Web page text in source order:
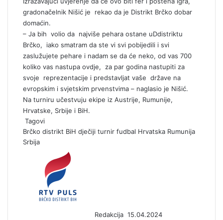
gradonačelnik Nišić je rekao da je Distrikt Brčko dobar
domaćin.
– Ja bih volio da najviše pehara ostane uDdistriktu
Brčko, iako smatram da ste vi svi pobijedili i svi
zaslužujete pehare i nadam se da će neko, od vas 700
koliko vas nastupa ovdje, za par godina nastupiti za
svoje reprezentacije i predstavljat vaše države na
evropskim i svjetskim prvenstvima – naglasio je Nišić.
Na turniru učestvuju ekipe iz Austrije, Rumunije,
Hrvatske, Srbije i BiH.
Tagovi
Brčko distrikt BiH dječiji turnir fudbal Hrvatska Rumunija
Srbija
Redakcija e
15.04.2024